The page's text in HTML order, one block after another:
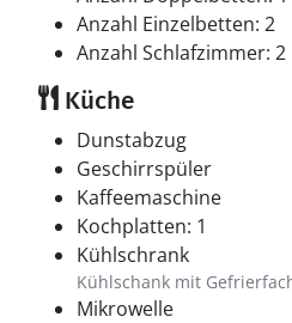
Anzahl Einzelbetten: 2
Anzahl Schlafzimmer: 2
Küche
Dunstabzug
Geschirrspüler
Kaffeemaschine
Kochplatten: 1
Kühlschrank
Kühlschank mit
Mikrowelle